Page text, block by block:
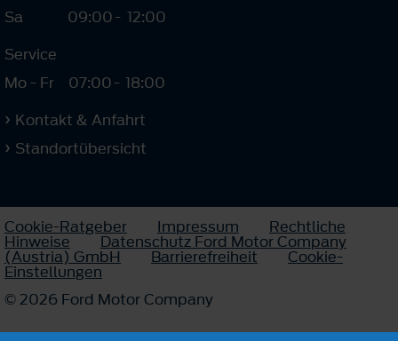
Sa
09:00- 12:00
Service
Mo - Fr
07:00- 18:00
Kontakt & Anfahrt
Standortübersicht
Cookie-Ratgeber Impressum Rechtliche
Hinweise Datenschutz Ford Motor Company
(Austria) GmbH Barrierefreiheit Cookie-
Einstellungen
© 2026 Ford Motor Company